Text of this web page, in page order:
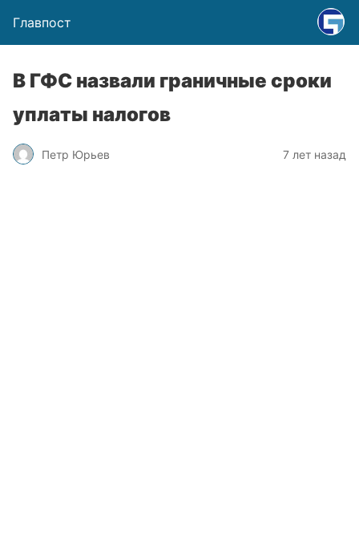
Главпост
В ГФС назвали граничные сроки
уплаты налогов
Петр Юрьев 7 лет назад